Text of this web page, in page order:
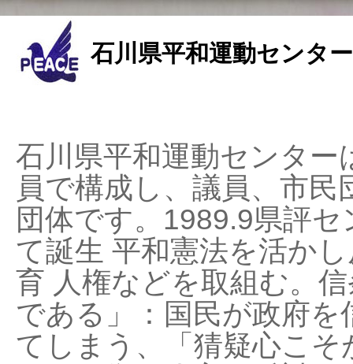
石川県平和運動センタ
石川県平和運動センタ
員で構成し、議員、市
団体です。1989.9県評
て誕生 平和憲法を活か
育 人権などを取組む。
である」：国民が政府
てしまう、「猜疑心こ